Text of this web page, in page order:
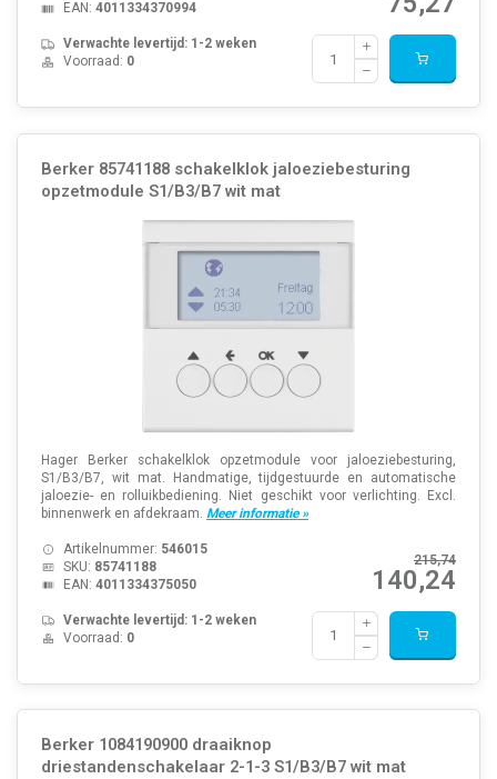
EAN: 4011334370994
Verwachte levertijd: 1-2 weken
Voorraad: 0
Berker 85741188 schakelklok jaloeziebesturing
opzetmodule S1/B3/B7 wit mat
Hager Berker schakelklok opzetmodule voor jaloeziebesturing,
S1/B3/B7, wit mat. Handmatige, tijdgestuurde en automatische
jaloezie- en rolluikbediening. Niet geschikt voor verlichting. Excl.
binnenwerk en afdekraam. Meer informatie »
215,74
140,24
Artikelnummer: 546015
SKU: 85741188
EAN: 4011334375050
Verwachte levertijd: 1-2 weken
Voorraad: 0
Berker 1084190900 draaiknop
driestandenschakelaar 2-1-3 S1/B3/B7 wit mat